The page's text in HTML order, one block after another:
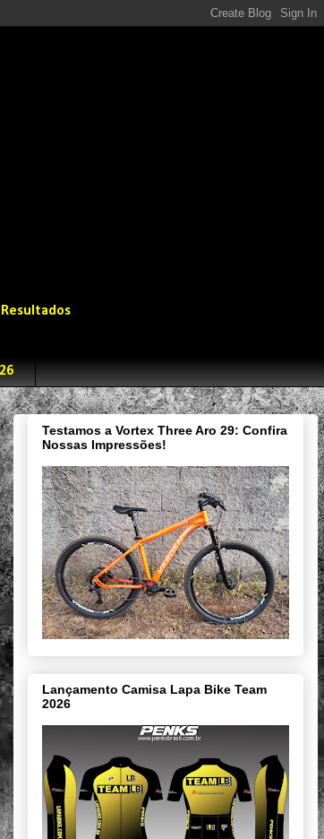
Resultados
Testamos a Vortex Three Aro 29: Confira
Nossas Impressões!
Lançamento Camisa Lapa Bike Team
2026